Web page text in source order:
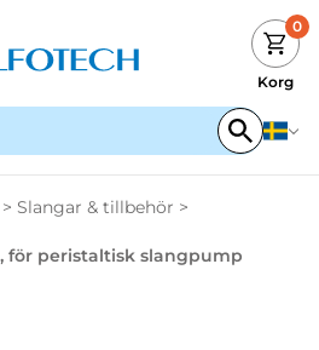
0
Korg
> Slangar & tillbehör >
för peristaltisk slangpump